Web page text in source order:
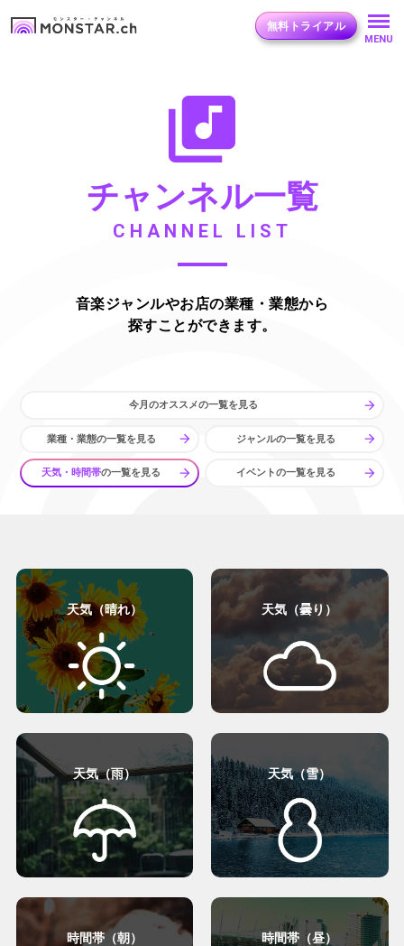
無料トライアル
MENU
チャンネル一覧
CHANNEL LIST
音楽ジャンルやお店の業種・業態から
探すことができます。
今月のオススメの一覧を見る
天気・時間帯の一覧を見る
業種・業態の一覧を見る ジャンルの一覧を見る
イベントの一覧を見る
天気（晴れ） 天気（曇り）
天気（雨） 天気（雪）
時間帯（朝） 時間帯（昼）